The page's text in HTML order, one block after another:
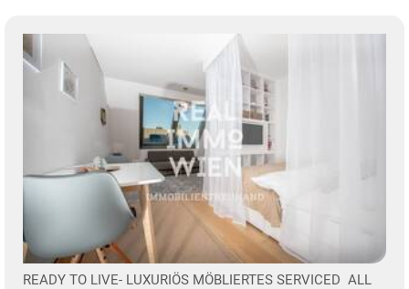
READY TO LIVE- LUXURIÖS MÖBLIERTES SERVICED ALL